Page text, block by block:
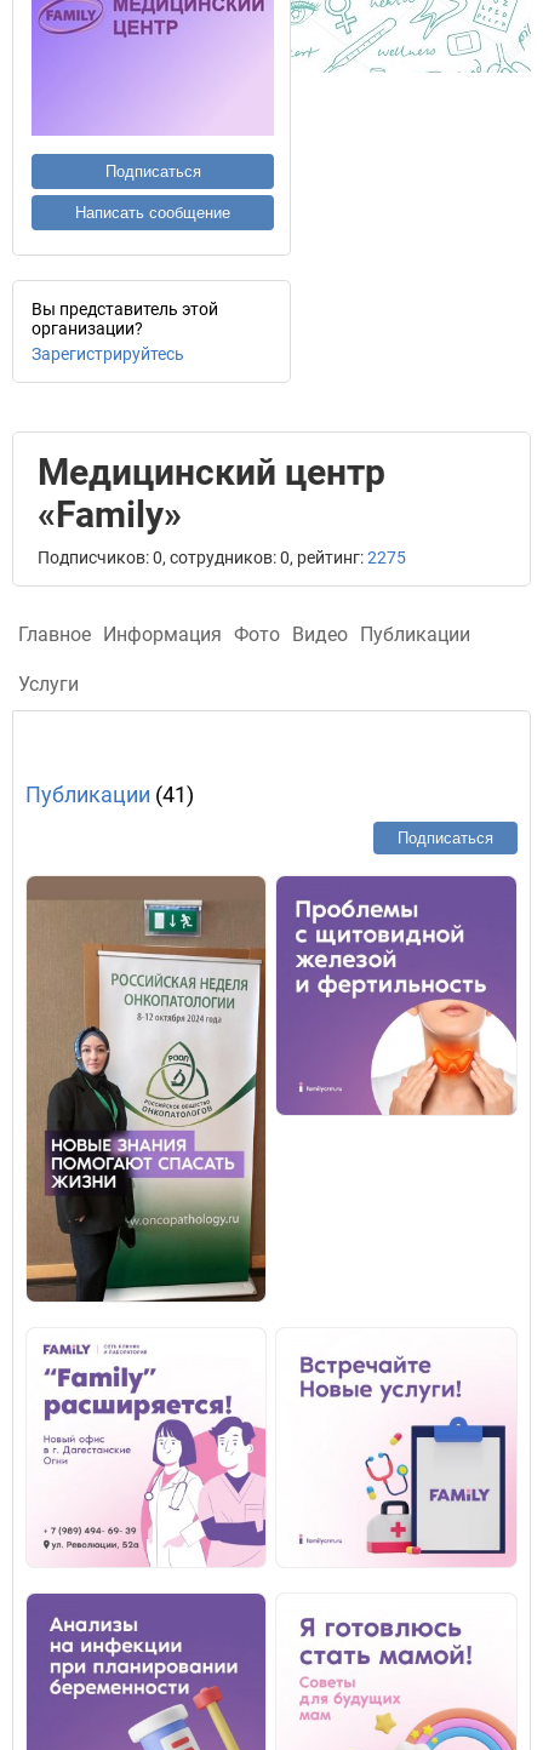
Подписаться
Написать сообщение
Вы представитель этой
организации?
Зарегистрируйтесь
Медицинский центр
«Family»
Подписчиков: 0, сотрудников: 0, рейтинг:2275
Главное Информация Фото Видео Публикации
Услуги
Публикации (41)
Подписаться